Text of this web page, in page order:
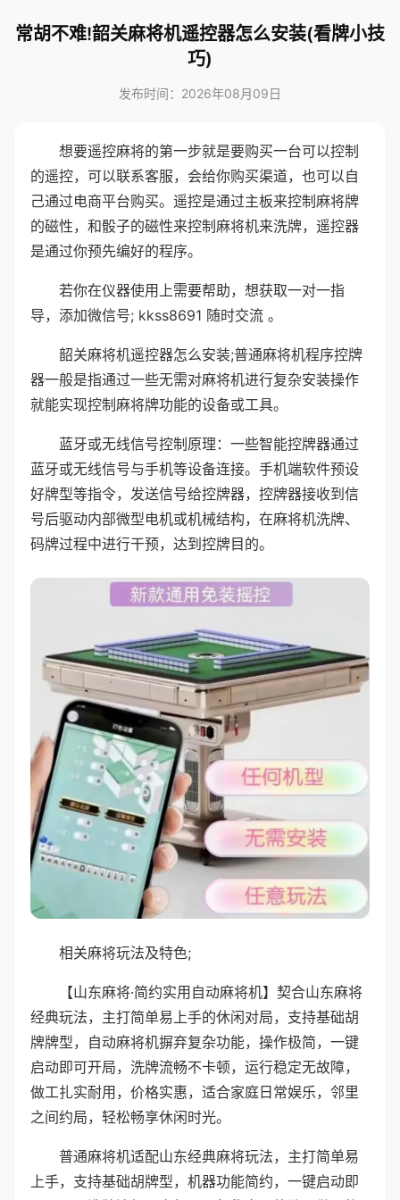
常胡不难!韶关麻将机遥控器怎么安装(看牌小技
巧)
发布时间：2026年08月09日
想要遥控麻将的第一步就是要购买一台可以控制
的遥控，可以联系客服，会给你购买渠道，也可以自
己通过电商平台购买。遥控是通过主板来控制麻将牌
的磁性，和骰子的磁性来控制麻将机来洗牌，遥控器
是通过你预先编好的程序。
若你在仪器使用上需要帮助，想获取一对一指
导，添加微信号; kkss8691 随时交流 。
韶关麻将机遥控器怎么安装;普通麻将机程序控牌
器一般是指通过一些无需对麻将机进行复杂安装操作
就能实现控制麻将牌功能的设备或工具。
蓝牙或无线信号控制原理：一些智能控牌器通过
蓝牙或无线信号与手机等设备连接。手机端软件预设
好牌型等指令，发送信号给控牌器，控牌器接收到信
号后驱动内部微型电机或机械结构，在麻将机洗牌、
码牌过程中进行干预，达到控牌目的。
相关麻将玩法及特色;
【山东麻将·简约实用自动麻将机】契合山东麻将
经典玩法，主打简单易上手的休闲对局，支持基础胡
牌牌型，自动麻将机摒弃复杂功能，操作极简，一键
启动即可开局，洗牌流畅不卡顿，运行稳定无故障，
做工扎实耐用，价格实惠，适合家庭日常娱乐，邻里
之间约局，轻松畅享休闲时光。
普通麻将机适配山东经典麻将玩法，主打简单易
上手，支持基础胡牌型，机器功能简约，一键启动即